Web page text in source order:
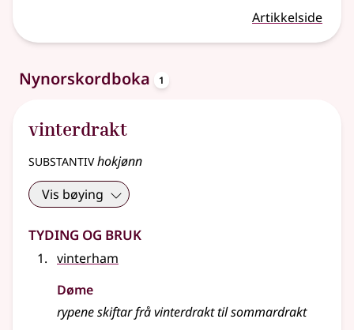
Artikkelside
Nynorskordboka 1
vinterdrakt
substantivhokjønn
Vis bøying
Tyding og bruk
vinterham
Døme
rypene skiftar frå vinterdrakt til sommardrakt